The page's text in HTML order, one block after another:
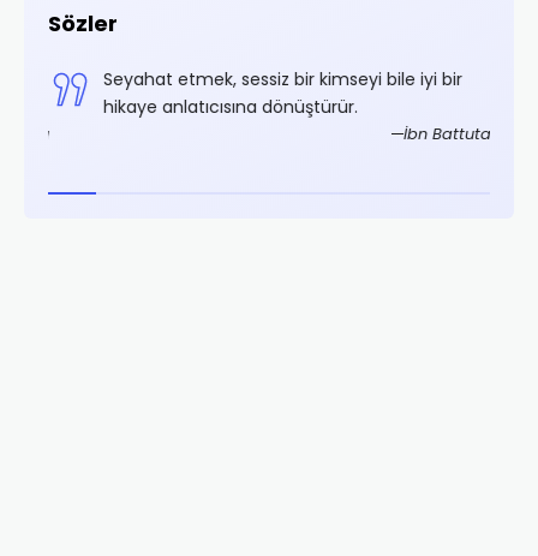
Sözler
Seyahat etmek, sessiz bir kimseyi bile iyi bir
hikaye anlatıcısına dönüştürür.
İbn Battuta